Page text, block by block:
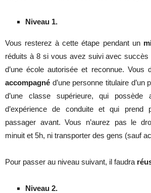
Niveau 1.
Vous resterez à cette étape pendant un
réduits à 8 si vous avez suivi avec succès
d’une école autorisée et reconnue. Vous
accompagné d’une personne titulaire
d’une classe supérieure, qui
d’expérience de conduite et qui prend
passager avant. Vous n’aurez pas le
minuit et 5h, ni transporter des gens (sauf
Pour passer au niveau suivant, il faudra
Niveau 2.